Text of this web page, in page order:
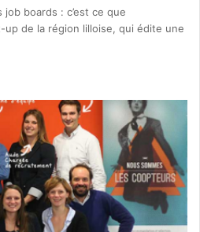
boards : c’est ce que
de la région lilloise, qui édite une